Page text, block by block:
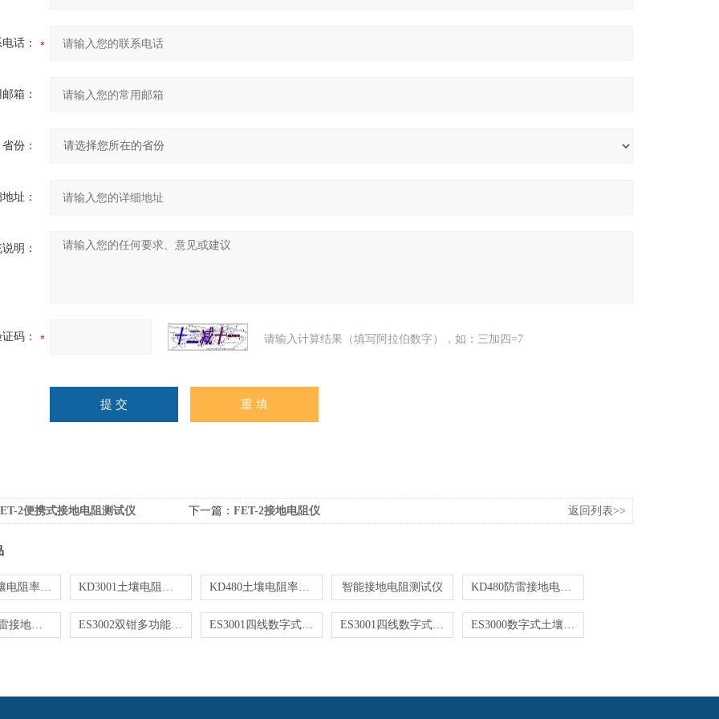
话：
箱：
省份：
址：
明：
码： 请输入计算结果（填写阿拉伯数字），如：三加四=7
2便携式接地电阻测试仪 下一篇： FET-2接地电阻仪 返回列表>>
ES3001土壤电阻率测试仪 KD3001土壤电阻率测试仪 KD480土壤电阻率测试仪 智能接地电阻测试仪 KD480防雷接地电阻测试仪
KD3001防雷接地电阻测试仪 ES3002双钳多功能接地电阻测试仪 ES3001四线数字式防雷接地电阻测试仪 ES3001四线数字式接地电阻测试仪 ES3000数字式土壤接地电阻测试仪